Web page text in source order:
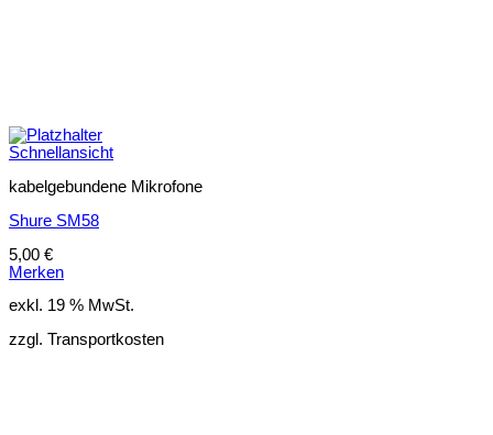
Schnellansicht
kabelgebundene Mikrofone
Shure SM58
5,00 €
Merken
exkl. 19 % MwSt.
zzgl. Transportkosten